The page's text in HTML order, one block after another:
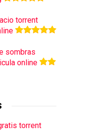
torrent
sombras
online
torrent